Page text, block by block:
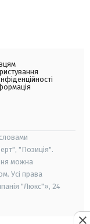
"Позиція".
можна
Усі права
"Люкс"», 24